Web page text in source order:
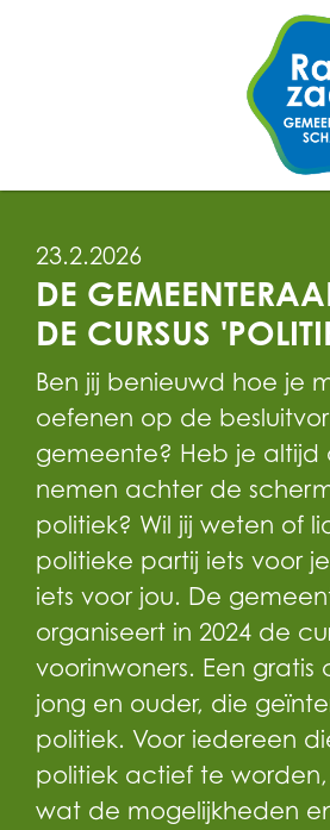
23.2.2026
DE
DE CURSUS
Ben jij benieuwd hoe je
oefenen op de
gemeente? Heb je altijd
nemen achter de
politiek? Wil jij weten of
politieke partij iets voor
iets voor jou. De
organiseert in 2024 de
voorinwoners. Een gratis
jong en ouder, die
politiek. Voor iedereen
politiek actief te
wat de mogelijkheden